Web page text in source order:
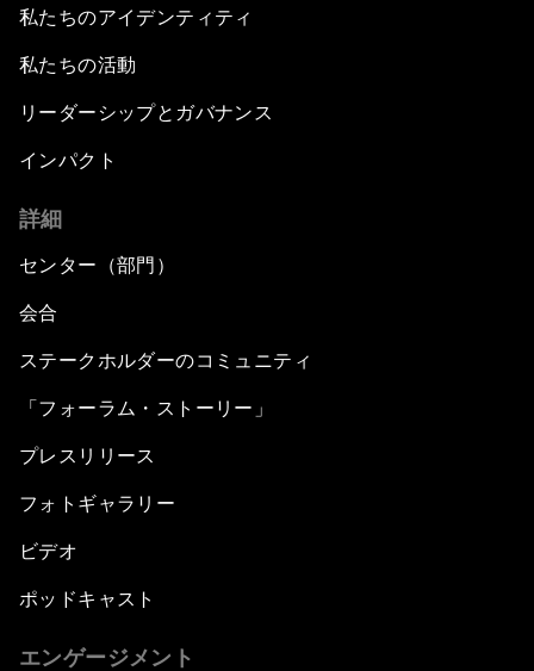
私たちのアイデンティティ
私たちの活動
リーダーシップとガバナンス
インパクト
詳細
センター（部門）
会合
ステークホルダーのコミュニティ
「フォーラム・ストーリー」
プレスリリース
フォトギャラリー
ビデオ
ポッドキャスト
エンゲージメント